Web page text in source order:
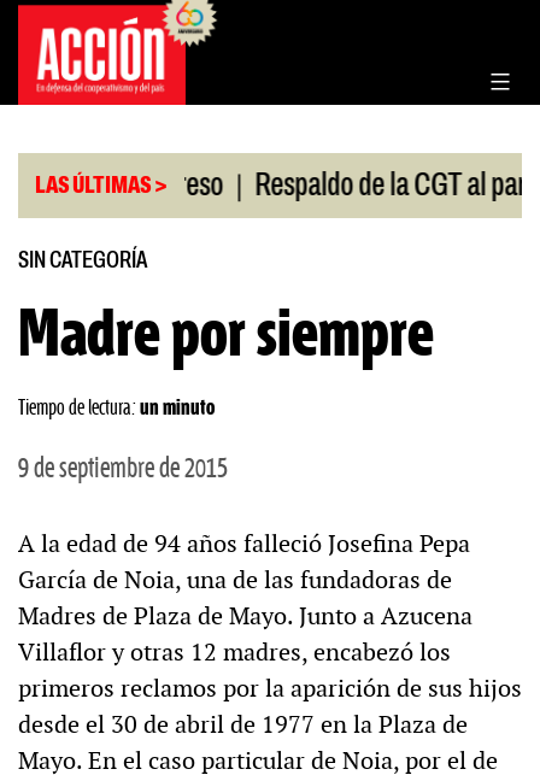
Saltar
contenido
LAS ÚLTIMAS >
en el Congreso | Respaldo de la CGT al paro
SIN CATEGORÍA
Madre por siempre
Tiempo de lectura: un minuto
9 de septiembre de 2015
A la edad de 94 años falleció Josefina Pepa
García de Noia, una de las fundadoras de
Madres de Plaza de Mayo. Junto a Azucena
Villaflor y otras 12 madres, encabezó los
primeros reclamos por la aparición de sus hijos
desde el 30 de abril de 1977 en la Plaza de
Mayo. En el caso particular de Noia, por el de